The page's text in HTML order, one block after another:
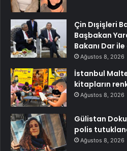
Çin Dışişleri
Başbakan
Bakanı Dar
Ağustos 8, 2026
İstanbul
kitapların
Ağustos 8, 2026
Gülistan
polis
Ağustos 8, 2026